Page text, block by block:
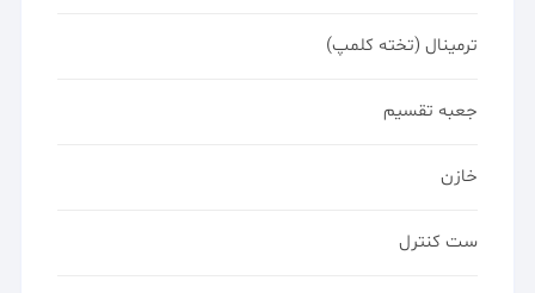
ترمینال (تخته کلمپ)
جعبه تقسیم
خازن
ست کنترل